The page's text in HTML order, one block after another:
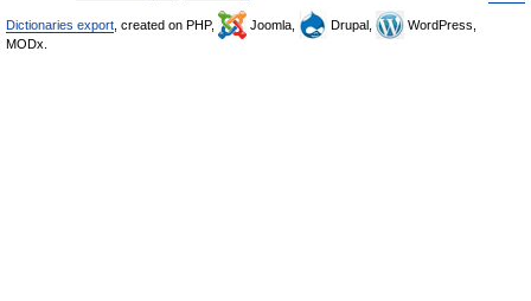
Dictionaries export , created on PHP, Joomla, Drupal,
WordPress,
MODx.